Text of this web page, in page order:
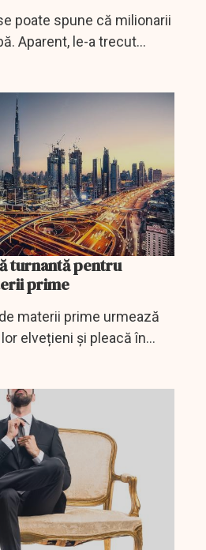
poate spune că milionarii
Aparent, le-a trecut
aplicate lor din
turnantă pentru
prime
materii prime urmează
elvețieni și pleacă în
emiratul se transformă